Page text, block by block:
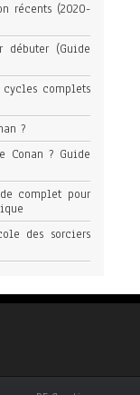
récents (2020-
(Guide
complets
?
Conan ? Guide
complet pour
des sorciers